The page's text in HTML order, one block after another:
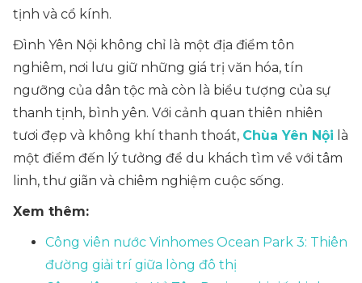
tịnh và cổ kính.
Đình Yên Nội không chỉ là một địa điểm tôn
nghiêm, nơi lưu giữ những giá trị văn hóa, tín
ngưỡng của dân tộc mà còn là biểu tượng của sự
thanh tịnh, bình yên. Với cảnh quan thiên nhiên
tươi đẹp và không khí thanh thoát, Chùa Yên Nội là
một điểm đến lý tưởng để du khách tìm về với tâm
linh, thư giãn và chiêm nghiệm cuộc sống.
Xem thêm:
Công viên nước Vinhomes Ocean Park 3: Thiên
đường giải trí giữa lòng đô thị